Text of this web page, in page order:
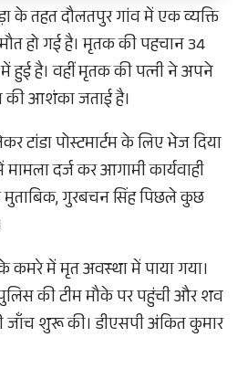
के तहत दौलतपुर गांव में एक व्यक्ति
हो गई है। मृतक की पहचान 34
हुई है। वहीं मृतक की पत्नी ने अपने
की आशंका जताई है।
पोस्टमार्टम के लिए भेज दिया
दर्ज कर आगामी कार्यवाही
गुरबचन सिंह पिछले कुछ
कमरे में मृत अवस्था में पाया गया।
की टीम मौके पर पहुंची और शव
शुरू की। डीएसपी अंकित कुमार